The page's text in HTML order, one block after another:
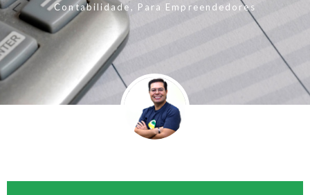
Contabilidade, Para Empreendedores